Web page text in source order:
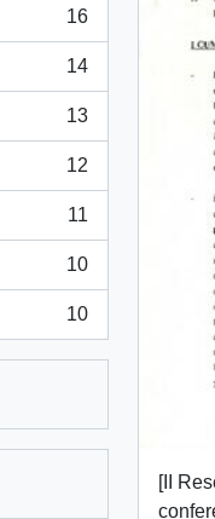
16
14
13
12
11
10
10
[II